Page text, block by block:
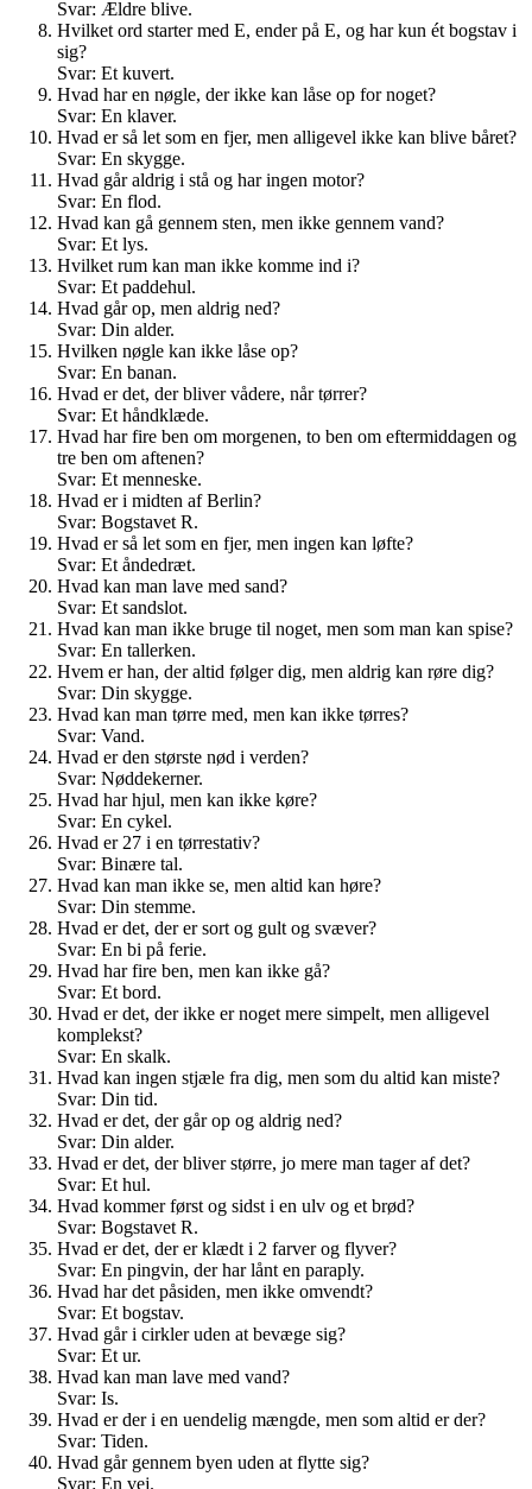
Svar: Ældre blive.
Hvilket ord starter med E, ender på E, og har kun ét bogstav i
sig?
Svar: Et kuvert.
Hvad har en nøgle, der ikke kan låse op for noget?
Svar: En klaver.
Hvad er så let som en fjer, men alligevel ikke kan blive båret?
Svar: En skygge.
Hvad går aldrig i stå og har ingen motor?
Svar: En flod.
Hvad kan gå gennem sten, men ikke gennem vand?
Svar: Et lys.
Hvilket rum kan man ikke komme ind i?
Svar: Et paddehul.
Hvad går op, men aldrig ned?
Svar: Din alder.
Hvilken nøgle kan ikke låse op?
Svar: En banan.
Hvad er det, der bliver vådere, når tørrer?
Svar: Et håndklæde.
Hvad har fire ben om morgenen, to ben om eftermiddagen og
tre ben om aftenen?
Svar: Et menneske.
Hvad er i midten af Berlin?
Svar: Bogstavet R.
Hvad er så let som en fjer, men ingen kan løfte?
Svar: Et åndedræt.
Hvad kan man lave med sand?
Svar: Et sandslot.
Hvad kan man ikke bruge til noget, men som man kan spise?
Svar: En tallerken.
Hvem er han, der altid følger dig, men aldrig kan røre dig?
Svar: Din skygge.
Hvad kan man tørre med, men kan ikke tørres?
Svar: Vand.
Hvad er den største nød i verden?
Svar: Nøddekerner.
Hvad har hjul, men kan ikke køre?
Svar: En cykel.
Hvad er 27 i en tørrestativ?
Svar: Binære tal.
Hvad kan man ikke se, men altid kan høre?
Svar: Din stemme.
Hvad er det, der er sort og gult og svæver?
Svar: En bi på ferie.
Hvad har fire ben, men kan ikke gå?
Svar: Et bord.
Hvad er det, der ikke er noget mere simpelt, men alligevel
komplekst?
Svar: En skalk.
Hvad kan ingen stjæle fra dig, men som du altid kan miste?
Svar: Din tid.
Hvad er det, der går op og aldrig ned?
Svar: Din alder.
Hvad er det, der bliver større, jo mere man tager af det?
Svar: Et hul.
Hvad kommer først og sidst i en ulv og et brød?
Svar: Bogstavet R.
Hvad er det, der er klædt i 2 farver og flyver?
Svar: En pingvin, der har lånt en paraply.
Hvad har det påsiden, men ikke omvendt?
Svar: Et bogstav.
Hvad går i cirkler uden at bevæge sig?
Svar: Et ur.
Hvad kan man lave med vand?
Svar: Is.
Hvad er der i en uendelig mængde, men som altid er der?
Svar: Tiden.
Hvad går gennem byen uden at flytte sig?
Svar: En vej.